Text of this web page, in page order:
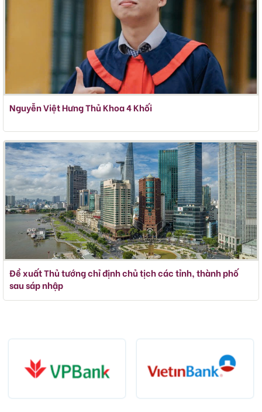
Nguyễn Việt Hưng Thủ Khoa 4 Khối
Đề xuất Thủ tướng chỉ định chủ tịch các tỉnh, thành phố
sau sáp nhập